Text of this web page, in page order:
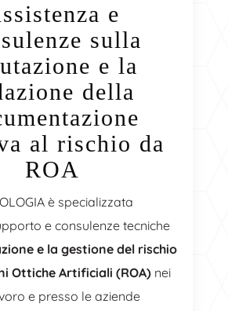
e
sulla
e la
della
al rischio da
ROA
è specializzata
e consulenze tecniche
e la gestione del rischio
Ottiche Artificiali (ROA)nei
e presso le aziende